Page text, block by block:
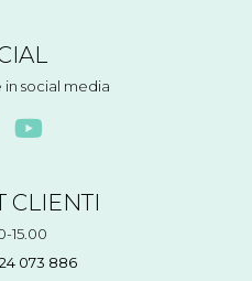
social media
CLIENTI
15.00
073 886